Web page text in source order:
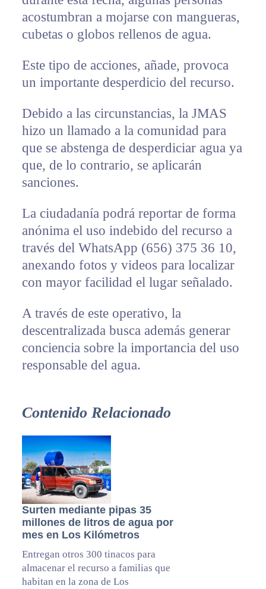
acostumbran a mojarse con mangueras,
cubetas o globos rellenos de agua.
Este tipo de acciones, añade, provoca
un importante desperdicio del recurso.
Debido a las circunstancias, la JMAS
hizo un llamado a la comunidad para
que se abstenga de desperdiciar agua ya
que, de lo contrario, se aplicarán
sanciones.
La ciudadanía podrá reportar de forma
anónima el uso indebido del recurso a
través del WhatsApp (656) 375 36 10,
anexando fotos y videos para localizar
con mayor facilidad el lugar señalado.
A través de este operativo, la
descentralizada busca además generar
conciencia sobre la importancia del uso
responsable del agua.
Contenido Relacionado
Surten mediante pipas 35
millones de litros de agua por
mes en Los Kilómetros
Entregan otros 300 tinacos para
almacenar el recurso a familias que
habitan en la zona de Los